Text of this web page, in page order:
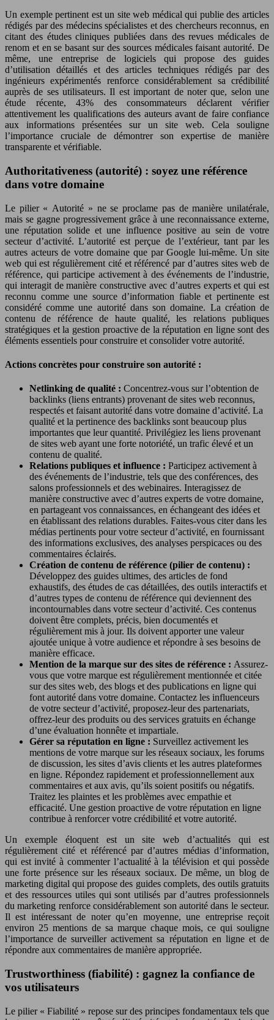
Un exemple pertinent est un site web médical qui publie des articles
rédigés par des médecins spécialistes et des chercheurs reconnus, en
citant des études cliniques publiées dans des revues médicales de
renom et en se basant sur des sources médicales faisant autorité. De
même, une entreprise de logiciels qui propose des guides
d’utilisation détaillés et des articles techniques rédigés par des
ingénieurs expérimentés renforce considérablement sa crédibilité
auprès de ses utilisateurs. Il est important de noter que, selon une
étude récente, 43% des consommateurs déclarent vérifier
attentivement les qualifications des auteurs avant de faire confiance
aux informations présentées sur un site web. Cela souligne
l’importance cruciale de démontrer son expertise de manière
transparente et vérifiable.
Authoritativeness (autorité) : soyez une référence
dans votre domaine
Le pilier « Autorité » ne se proclame pas de manière unilatérale,
mais se gagne progressivement grâce à une reconnaissance externe,
une réputation solide et une influence positive au sein de votre
secteur d’activité. L’autorité est perçue de l’extérieur, tant par les
autres acteurs de votre domaine que par Google lui-même. Un site
web qui est régulièrement cité et référencé par d’autres sites web de
référence, qui participe activement à des événements de l’industrie,
qui interagit de manière constructive avec d’autres experts et qui est
reconnu comme une source d’information fiable et pertinente est
considéré comme une autorité dans son domaine. La création de
contenu de référence de haute qualité, les relations publiques
stratégiques et la gestion proactive de la réputation en ligne sont des
éléments essentiels pour construire et consolider votre autorité.
Actions concrètes pour construire son autorité :
Netlinking de qualité : Concentrez-vous sur l’obtention de
backlinks (liens entrants) provenant de sites web reconnus,
respectés et faisant autorité dans votre domaine d’activité. La
qualité et la pertinence des backlinks sont beaucoup plus
importantes que leur quantité. Privilégiez les liens provenant
de sites web ayant une forte notoriété, un trafic élevé et un
contenu de qualité.
Relations publiques et influence : Participez activement à
des événements de l’industrie, tels que des conférences, des
salons professionnels et des webinaires. Interagissez de
manière constructive avec d’autres experts de votre domaine,
en partageant vos connaissances, en échangeant des idées et
en établissant des relations durables. Faites-vous citer dans les
médias pertinents pour votre secteur d’activité, en fournissant
des informations exclusives, des analyses perspicaces ou des
commentaires éclairés.
Création de contenu de référence (pilier de contenu) :
Développez des guides ultimes, des articles de fond
exhaustifs, des études de cas détaillées, des outils interactifs et
d’autres types de contenu de référence qui deviennent des
incontournables dans votre secteur d’activité. Ces contenus
doivent être complets, précis, bien documentés et
régulièrement mis à jour. Ils doivent apporter une valeur
ajoutée unique à votre audience et répondre à ses besoins de
manière efficace.
Mention de la marque sur des sites de référence : Assurez-
vous que votre marque est régulièrement mentionnée et citée
sur des sites web, des blogs et des publications en ligne qui
font autorité dans votre domaine. Contactez les influenceurs
de votre secteur d’activité, proposez-leur des partenariats,
offrez-leur des produits ou des services gratuits en échange
d’une évaluation honnête et impartiale.
Gérer sa réputation en ligne : Surveillez activement les
mentions de votre marque sur les réseaux sociaux, les forums
de discussion, les sites d’avis clients et les autres plateformes
en ligne. Répondez rapidement et professionnellement aux
commentaires et aux avis, qu’ils soient positifs ou négatifs.
Traitez les plaintes et les problèmes avec empathie et
efficacité. Une gestion proactive de votre réputation en ligne
contribue à renforcer votre crédibilité et votre autorité.
Un exemple éloquent est un site web d’actualités qui est
régulièrement cité et référencé par d’autres médias d’information,
qui est invité à commenter l’actualité à la télévision et qui possède
une forte présence sur les réseaux sociaux. De même, un blog de
marketing digital qui propose des guides complets, des outils gratuits
et des ressources utiles qui sont utilisés par d’autres professionnels
du marketing renforce considérablement son autorité dans le secteur.
Il est intéressant de noter qu’en moyenne, une entreprise reçoit
environ 25 mentions de sa marque chaque mois, ce qui souligne
l’importance de surveiller activement sa réputation en ligne et de
répondre aux commentaires de manière appropriée.
Trustworthiness (fiabilité) : gagnez la confiance de
vos utilisateurs
Le pilier « Fiabilité » repose sur des principes fondamentaux tels que